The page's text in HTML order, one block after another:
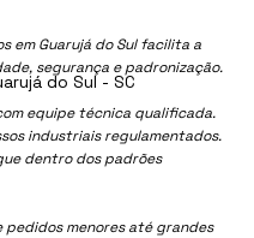
em Guarujá do Sul facilita a
segurança e padronização.
equipe técnica qualificada.
industriais regulamentados.
dentro dos padrões
menores até grandes
do Sul - SC